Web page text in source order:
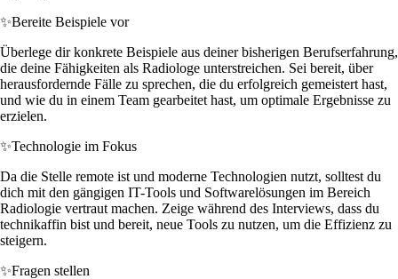
✨Bereite Beispiele vor
Überlege dir konkrete Beispiele aus deiner bisherigen Berufserfahrung,
die deine Fähigkeiten als Radiologe unterstreichen. Sei bereit, über
herausfordernde Fälle zu sprechen, die du erfolgreich gemeistert hast,
und wie du in einem Team gearbeitet hast, um optimale Ergebnisse zu
erzielen.
✨Technologie im Fokus
Da die Stelle remote ist und moderne Technologien nutzt, solltest du
dich mit den gängigen IT-Tools und Softwarelösungen im Bereich
Radiologie vertraut machen. Zeige während des Interviews, dass du
technikaffin bist und bereit, neue Tools zu nutzen, um die Effizienz zu
steigern.
✨Fragen stellen